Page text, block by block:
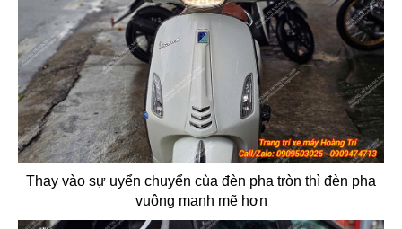
Thay vào sự uyển chuyển cùa đèn pha tròn thì đèn pha
vuông mạnh mẽ hơn